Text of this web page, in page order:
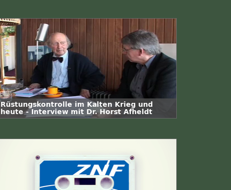
Rüstungskontrolle im Kalten Krieg und
heute - Interview mit Dr. Horst Afheldt